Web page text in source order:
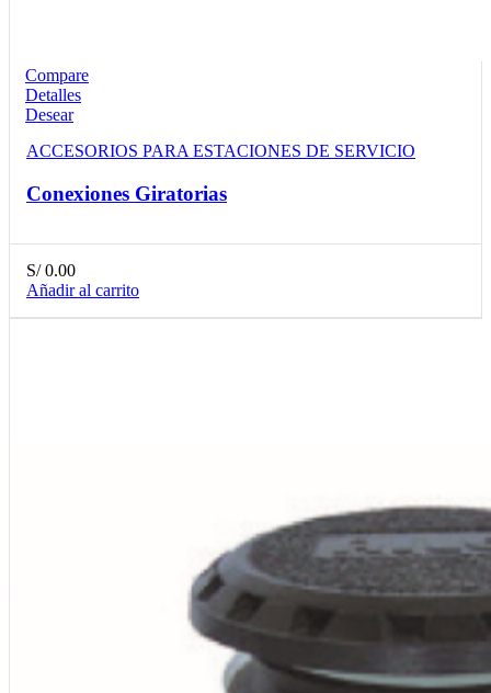
Compare
Detalles
Desear
ACCESORIOS PARA ESTACIONES DE SERVICIO
Conexiones Giratorias
S/0.00
Añadir al carrito